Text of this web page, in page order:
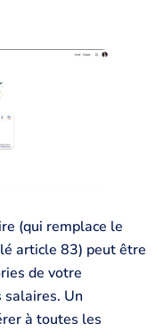
(qui remplace le
article 83) peut être
de votre
salaires. Un
à toutes les